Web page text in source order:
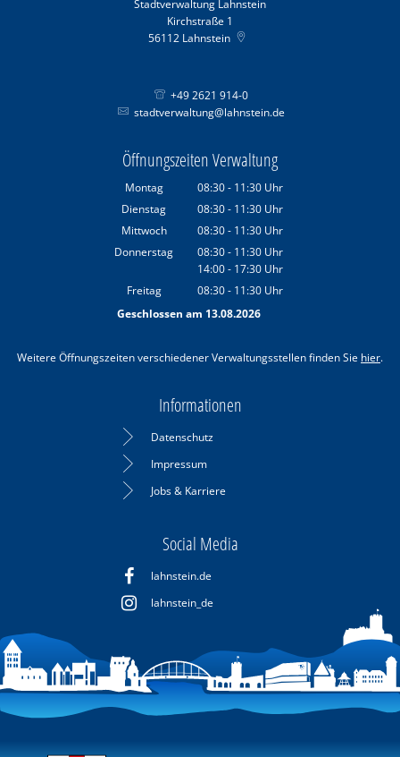
Stadtverwaltung Lahnstein
Kirchstraße 1
56112 Lahnstein
+49 2621 914-0
stadtverwaltung@lahnstein.de
Öffnungszeiten Verwaltung
Montag 08:30- 11:30 Uhr
Von 08:30 bis 11:30 Uhr
Dienstag 08:30- 11:30 Uhr
Von 08:30 bis 11:30 Uhr
Mittwoch 08:30- 11:30 Uhr
Von 08:30 bis 11:30 Uhr
Donnerstag 08:30- 11:30 Uhr
Von 08:30 bis 11:30 Uhr
14:00- 17:30 Uhr
Von 14:00 bis 17:30 Uhr
Freitag 08:30- 11:30 Uhr
Von 08:30 bis 11:30 Uhr
Geschlossen am 13.08.2026
Weitere Öffnungszeiten verschiedener Verwaltungsstellen finden Sie hier.
Informationen
Datenschutz
Impressum
Jobs & Karriere
Social Media
lahnstein.de
lahnstein_de